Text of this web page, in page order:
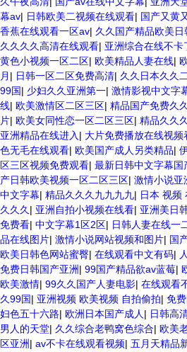
幕av| 日韩欧美二视频在线观看| 国产又黄
香蕉在线观看一区av| 久久国产精品欧美日
久久久久高清在线观看| 亚洲综合在线不卡
黄色小视频一区二区| 欧美精品人妻在线|
月 | 日韩一区二区免费高清| 久久日本久久
99国| 少妇久久亚洲第一| 激情影视中文字
线| 欧美激情区二区三区| 精品国产免费久
片| 欧美女同性恋一区二区三区| 精品久久
亚洲精品在线进入 | 大片免费播放在线视频
色无毛在线观看| 欧美国产成人另类精品|
区三区视频免费观看| 最新日韩中文字幕国
产日韩欧美视频一区二区三区| 激情小说亚
中文字幕| 精品久久久九九九九| 日本 视频
久久久 | 亚洲自拍小视频在线看| 亚洲美日
免费看| 中文字幕1区2区| 日韩人妻在线一
品在线图片| 激情小说网站视频和图片| 国
欧美日韩色网站蜜臀| 在线观看中文有码|
免费日韩国产亚洲| 99国产精品欲av蓝莓|
欧美激情| 99久久国产人妻电影| 在线观看
久99国| 亚洲视频 欧美视频 自拍偷拍| 免
妇色五十六路| 欧洲日本国产成人 | 日韩高
男人的天堂| 久久综合老鸭窝色综合| 欧美
区亚洲| av不卡在线观看视频| 五月天精品